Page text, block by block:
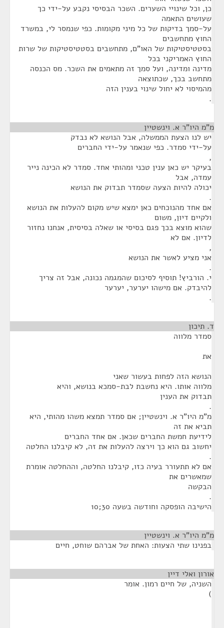
כן, וכל שינויי השערים. השכר הבסיסי נקבע על-ידי כך
שעושים התאמה
על-סמך בדיקות של כל מיני מקומות. כפי שנמסר לי, במשרד
החוץ מתחשבים
בסטטיסטיקות של האו"ם, מתחשבים בסטטיסטיקות של שרות
החוץ האמריקני בכל
מדינה ומדינה, ועל סמך זה מתאמים את השכר. מס הכנסה
מתחשב בכך, שכתוצאה
מהמיסוי לא יחול שינוי בענין הזה
.
מ"מ היו"ר א. וינשטיין
יש לנו הצעת הממשלה, אבל הנושא לא נבדק
על-ידי סמדר. כפי שנאמר על-ידי החברים
,
בעיקר יש כאן ענין טכני ומהותי אחד. סמדר לא הכינה נייר
עמדה, אבל
יכולה להיות הצעה שסמדר תבדוק את הנושא
.
אם אחד מהנוכחים כאן ימצא שיש מקום להעלות את הנושא
ולקיים דיון, משום
שהוא מוצא בכך פגם בסיסי או שאלה בסיסית, אנחנו נחזור
לדיון. אם לא
,
אני מציע לאשר את הנושא
.
י. הורביץ! תוסיף לסיכום שהמגמה נכונה, אבל זה צריך
להיבדק. אם מישהו יערער, יערער
.
ד. תיכון
סמדר מלווה
את
הנושא הזה לפחות בעשור שאני
מלווה אותו. היא נחשבת לבת-סמכא בנושא, והיא
תבדוק את הענין
.
מ"מ היו"ר א. וינשטיין; אם סמדר תמצא משהו מהותי, היא
תביא את זה
לידיעת חמשת החברים שכאן. אם אחד החברים
יחשוב גם הוא כך וירצה להעלות את זה, לא קיבלנו החלטה
.
אם לא תתעורר בעיה כזו, קיבלנו החלטה, וההחלטה אומרת
שמאשרים את
הבקשה
.
הישיבה הופסקה וחודשה בשעה 30;10
מ"מ היו"ר א. וינשטיין
בפנינו שתי הצעות: האחת של אברהם שוחט, חיים
אורון ואלי דיין
השניה, של חיים רמון. אומר
)